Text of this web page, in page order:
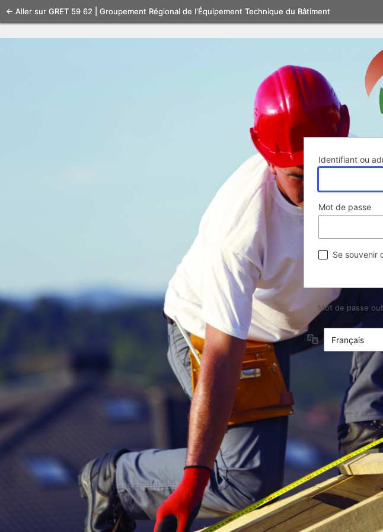
Se
connecter
Identifiant ou
Mot de passe
Se souvenir
Mot de passe
← Aller sur GRET 59 62 | Groupement Régional de l'Équipement Technique du Bâtiment
Langue